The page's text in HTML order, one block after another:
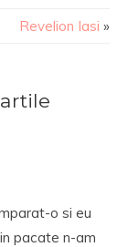
Revelion Iasi »
o si eu
pacate n-am